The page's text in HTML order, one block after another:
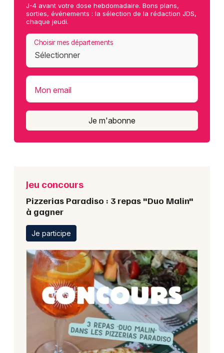
J-4 avant votre dose hebdomadaire. Bons plans,
sorties, événements : la sélection de la rédaction JDS,
chaque jeudi.
Choisir mes départements
Mon email
Je m'abonne
Jeu concours
Pizzerias Paradiso : 3 repas "Duo Malin"
à gagner
Je participe